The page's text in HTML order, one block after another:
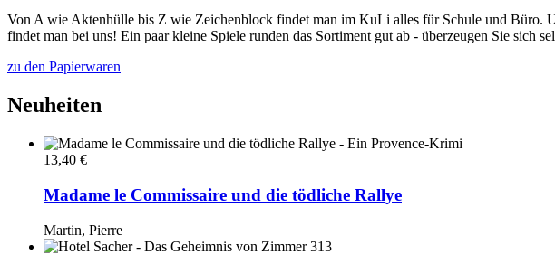
Von A wie Aktenhülle bis Z wie Zeichenblock findet man im KuLi alles für Schule und Büro.
findet man bei uns! Ein paar kleine Spiele runden das Sortiment gut ab - überzeugen Sie sich
zu den Papierwaren
Neuheiten
13,40 €
Madame le Commissaire und die tödliche Rallye
Martin, Pierre